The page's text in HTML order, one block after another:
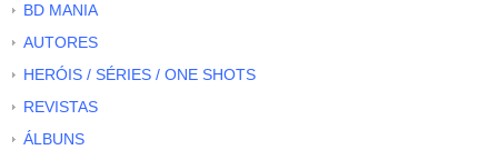
BD MANIA
AUTORES
HERÓIS / SÉRIES / ONE SHOTS
REVISTAS
ÁLBUNS